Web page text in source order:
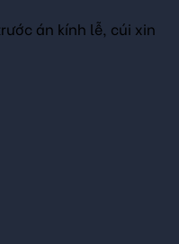
án kính lễ, cúi xin